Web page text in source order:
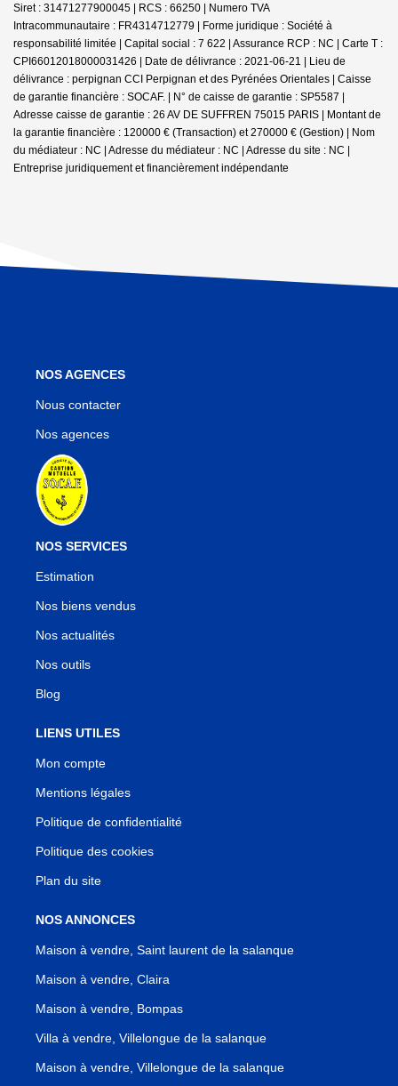
Siret : 31471277900045 | RCS : 66250 | Numero TVA
Intracommunautaire : FR4314712779 | Forme juridique : Société à
responsabilité limitée | Capital social : 7 622 | Assurance RCP : NC | Carte T :
CPI66012018000031426 | Date de délivrance : 2021-06-21 | Lieu de
délivrance : perpignan CCI Perpignan et des Pyrénées Orientales | Caisse
de garantie financière : SOCAF. | N° de caisse de garantie : SP5587 |
Adresse caisse de garantie : 26 AV DE SUFFREN 75015 PARIS | Montant de
la garantie financière : 120000 € (Transaction) et 270000 € (Gestion) | Nom
du médiateur : NC | Adresse du médiateur : NC | Adresse du site : NC |
Entreprise juridiquement et financièrement indépendante
NOS AGENCES
Nous contacter
Nos agences
NOS SERVICES
Estimation
Nos biens vendus
Nos actualités
Nos outils
Blog
LIENS UTILES
Mon compte
Mentions légales
Politique de confidentialité
Politique des cookies
Plan du site
NOS ANNONCES
Maison à vendre, Saint laurent de la salanque
Maison à vendre, Claira
Maison à vendre, Bompas
Villa à vendre, Villelongue de la salanque
Maison à vendre, Villelongue de la salanque